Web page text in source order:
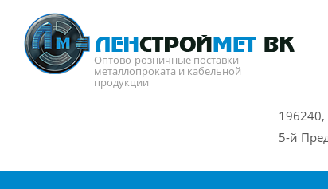
Оптово-розничные поставки
металлопроката и кабельной
продукции
196240,
5-й